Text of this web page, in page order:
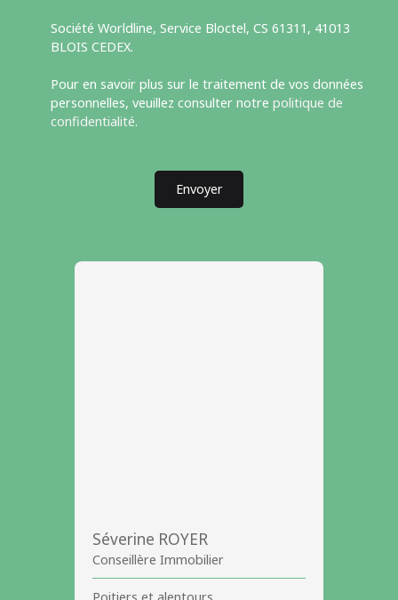
Société Worldline, Service Bloctel, CS 61311, 41013
BLOIS CEDEX.
Pour en savoir plus sur le traitement de vos données
personnelles, veuillez consulter notre politique de
confidentialité.
Envoyer
Séverine ROYER
Conseillère Immobilier